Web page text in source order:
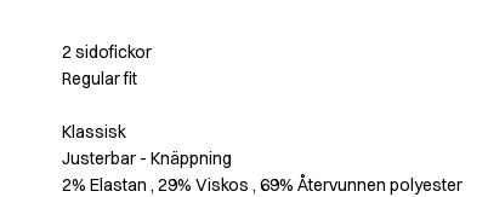
2 sidofickor
Regular fit
Klassisk
Justerbar - Knäppning
2% Elastan , 29% Viskos , 69% Återvunnen polyester